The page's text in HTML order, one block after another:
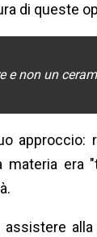
di queste
e non un
materia era
assistere